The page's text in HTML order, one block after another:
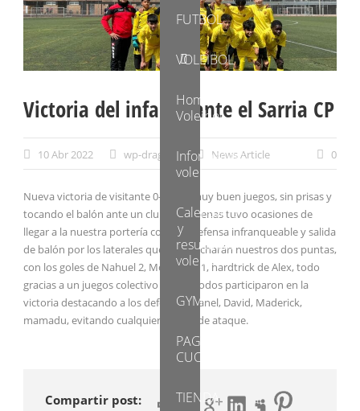
FUTBOL
VOLEIBOL
Home
Voleibol
Información
voleI
Calendario
y
resultados
voleibol
GYM
PAGO
CUOTAS
TIENDA
Victoria del infantil ante el Sarria CP
10 Abr 2022 wp-dragons News Article 0
Nueva victoria de visitante 0-6, con muy buen juegos, sin prisas y
tocando el balón ante un club que apenas tuvo ocasiones de
llegar a la nuestra portería con una defensa infranqueable y salida
de balón por los laterales que aprovecharán nuestros dos puntas,
con los goles de Nahuel 2, Mohamed 1, hardtrick de Alex, todo
gracias a un juegos colectivo donde todos participaron en la
victoria destacando a los defensas Manel, David, Maderick,
mamadu, evitando cualquier jugada de ataque.
Compartir post: